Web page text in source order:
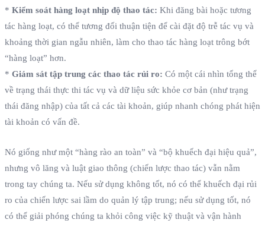
* Kiểm soát hàng loạt nhịp độ thao tác: Khi đăng bài hoặc tương
tác hàng loạt, có thể tương đối thuận tiện để cài đặt độ trễ tác vụ và
khoảng thời gian ngẫu nhiên, làm cho thao tác hàng loạt trông bớt
“hàng loạt” hơn.
* Giám sát tập trung các thao tác rủi ro: Có một cái nhìn tổng thể
về trạng thái thực thi tác vụ và dữ liệu sức khỏe cơ bản (như trạng
thái đăng nhập) của tất cả các tài khoản, giúp nhanh chóng phát hiện
tài khoản có vấn đề.
Nó giống như một “hàng rào an toàn” và “bộ khuếch đại hiệu quả”,
nhưng vô lăng và luật giao thông (chiến lược thao tác) vẫn nằm
trong tay chúng ta. Nếu sử dụng không tốt, nó có thể khuếch đại rủi
ro của chiến lược sai lầm do quản lý tập trung; nếu sử dụng tốt, nó
có thể giải phóng chúng ta khỏi công việc kỹ thuật và vận hành